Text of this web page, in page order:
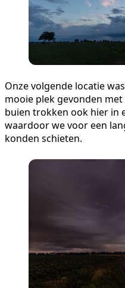
Onze volgende locatie
mooie plek gevonden
buien trokken ook hier in
waardoor we voor een
konden schieten.